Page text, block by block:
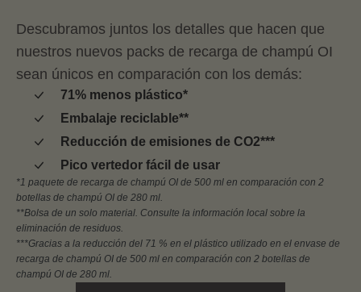
Descubramos juntos los detalles que hacen que
nuestros nuevos packs de recarga de champú OI
sean únicos en comparación con los demás:
71% menos plástico*
Embalaje reciclable**
Reducción de emisiones de CO2***
Pico vertedor fácil de usar
*1 paquete de recarga de champú OI de 500 ml en comparación con 2
botellas de champú OI de 280 ml.
**Bolsa de un solo material. Consulte la información local sobre la
eliminación de residuos.
***Gracias a la reducción del 71 % en el plástico utilizado en el envase de
recarga de champú OI de 500 ml en comparación con 2 botellas de
champú OI de 280 ml.